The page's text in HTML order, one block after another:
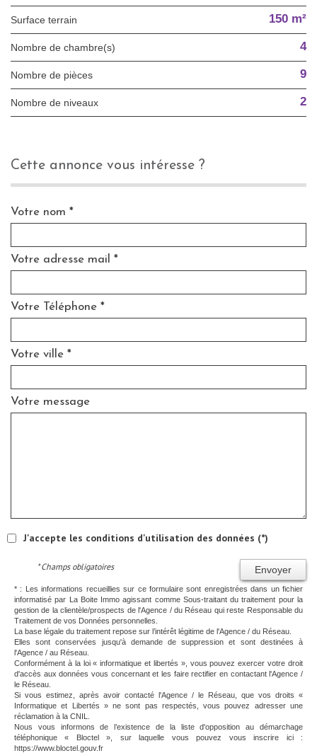
surface terrain 150 m²
Nombre de chambre(s) 4
Nombre de pièces 9
Nombre de niveaux 2
cette annonce vous intéresse ?
Votre nom *
Votre adresse mail *
Votre Téléphone *
Votre ville *
Votre message
J'accepte les conditions d'utilisation des données (*)
Envoyer
* Champs obligatoires
* : Les informations recueillies sur ce formulaire sont enregistrées dans un fichier
informatisé par La Boite Immo agissant comme Sous-traitant du traitement pour la
gestion de la clientèle/prospects de l'Agence / du Réseau qui reste Responsable du
Traitement de vos Données personnelles.
La base légale du traitement repose sur l’intérêt légitime de l'Agence / du Réseau.
Elles sont conservées jusqu'à demande de suppression et sont destinées à
l'Agence / au Réseau.
Conformément à la loi « informatique et libertés », vous pouvez exercer votre droit
d'accès aux données vous concernant et les faire rectifier en contactant l'Agence /
le Réseau.
Si vous estimez, après avoir contacté l'Agence / le Réseau, que vos droits «
Informatique et Libertés » ne sont pas respectés, vous pouvez adresser une
réclamation à la CNIL.
Nous vous informons de l’existence de la liste d'opposition au démarchage
téléphonique « Bloctel », sur laquelle vous pouvez vous inscrire ici :
https://www.bloctel.gouv.fr